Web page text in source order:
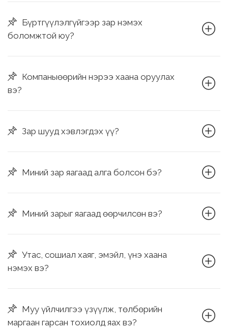
Бүртгүүлэлгүйгээр зар нэмэх
боломжтой юу?
Компаныөөрийн нэрээ хаана оруулах
вэ?
Зар шууд хэвлэгдэх үү?
Миний зар яагаад алга болсон бэ?
Миний зарыг яагаад өөрчилсөн вэ?
Утас, сошиал хаяг, эмэйл, үнэ хаана
нэмэх вэ?
Муу үйлчилгээ үзүүлж, төлбөрийн
маргаан гарсан тохиолд яах вэ?